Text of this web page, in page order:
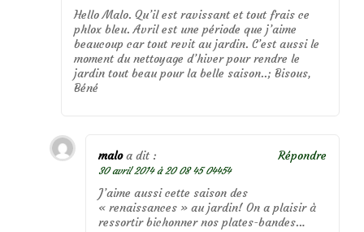
Hello Malo. Qu’il est ravissant et tout frais ce
phlox bleu. Avril est une période que j’aime
beaucoup car tout revit au jardin. C’est aussi le
moment du nettoyage d’hiver pour rendre le
jardin tout beau pour la belle saison..; Bisous,
Béné
malo a dit :
30 avril 2014 à 20 08 45 04454
J’aime aussi cette saison des
« renaissances » au jardin! On a plaisir à
ressortir bichonner nos plates-bandes…
Répondre